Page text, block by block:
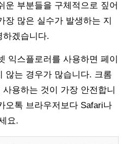
운 부분들을 구체적으로 짚어
장 많은 실수가 발생하는 지
하겠습니다.
익스플로러를 사용하면 페이
않는 경우가 많습니다. 크롬
용하는 것이 가장 안전합니
오톡 브라우저보다 Safari나
요.